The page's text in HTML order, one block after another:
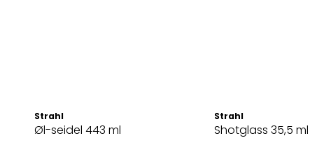
Strahl
Øl-seidel 443 ml
Strahl
Shotglass 35,5 ml